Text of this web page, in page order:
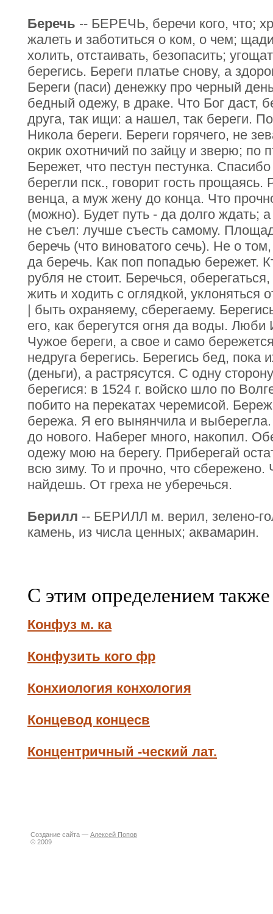
Беречь -- БЕРЕЧЬ, беречи кого, что;
жалеть и заботиться о ком, о чем;
холить, отстаивать, безопасить;
берегись. Береги платье снову, а
Береги (паси) денежку про черный
бедный одежу, в драке. Что Бог даст,
друга, так ищи: а нашел, так береги.
Никола береги. Береги горячего, не
окрик охотничий по зайцу и зверю; по
Бережет, что пестун пестунка.
берегли пск., говорит гость прощаясь.
венца, а муж жену до конца. Что
(можно). Будет путь - да долго ждать;
не съел: лучше съесть самому.
беречь (что виноватого сечь). Не о
да беречь. Как поп попадью бережет.
рубля не стоит. Беречься,
жить и ходить с оглядкой, уклоняться
| быть охраняему, сберегаему.
его, как берегутся огня да воды.
Чужое береги, а свое и само
недруга берегись. Берегись бед, пока
(деньги), а растрясутся. С одну
берегися: в 1524 г. войско шло по
побито на перекатах черемисой.
бережа. Я его вынянчила и
до нового. Наберег много, накопил.
одежу мою на берегу. Приберегай
всю зиму. То и прочно, что
найдешь. От греха не уберечься.
Берилл -- БЕРИЛЛ м. верил, зелено-
камень, из числа ценных; аквамарин.
С этим определением
Конфуз м. ка
Конфузить кого фр
Конхиология конхология
Концевод концесв
Концентричный -ческий лат.
Создание сайта — Алексей Попов
© 2009